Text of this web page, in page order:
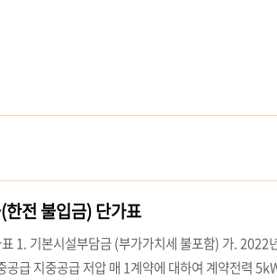
전 불입금) 단가표
1. 기본시설부담금 (부가가치세 불포함) 가.
공급 지중공급 저압 매 1계약에 대하여 계약전력